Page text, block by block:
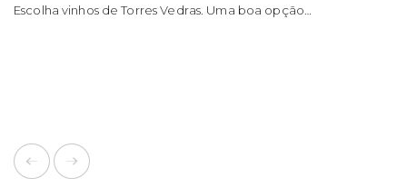
Escolha vinhos de Torres Vedras. Uma boa opção…